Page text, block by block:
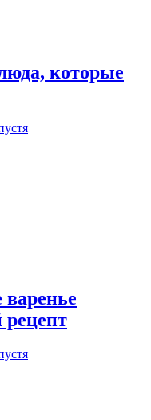
которые
варенье
рецепт